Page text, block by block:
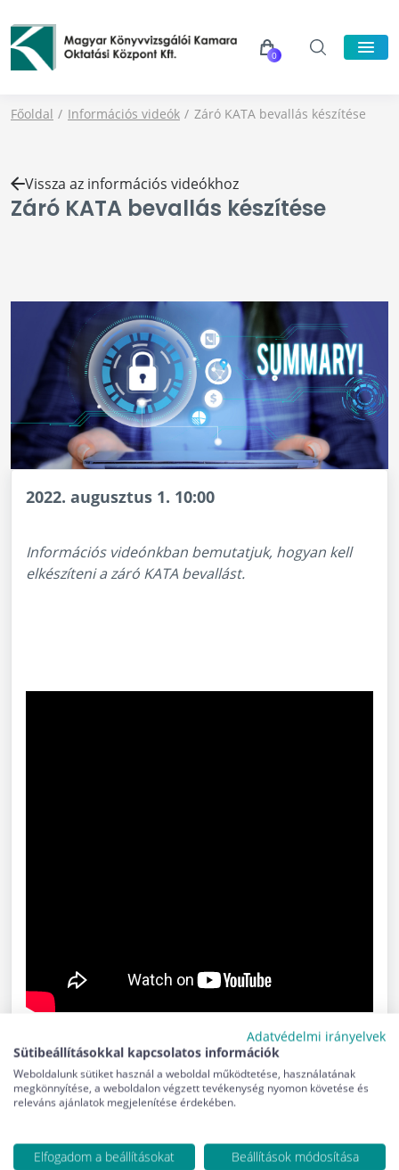
0
Főoldal Információs videók Záró KATA bevallás készítése
Záró KATA bevallás készítése
Vissza az információs videókhoz
2022. augusztus 1. 10:00
Információs videónkban bemutatjuk, hogyan kell
elkészíteni a záró KATA bevallást.
Adatvédelmi irányelvek
Sütibeállításokkal kapcsolatos információk
Weboldalunk sütiket használ a weboldal működtetése, használatának
megkönnyítése, a weboldalon végzett tevékenység nyomon követése és
releváns ajánlatok megjelenítése érdekében.
Elfogadom a beállításokat Beállítások módosítása